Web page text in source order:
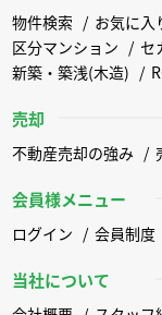
物件検索 お気に入
区分マンション
セ
新築・築浅(木造)
売却
不動産売却の強み
会員様メニュー
ログイン 会員制度
当社について